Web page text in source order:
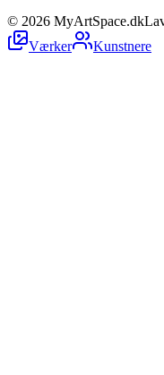
© 2026 MyArtSpace.dk
Værker
Kunstnere